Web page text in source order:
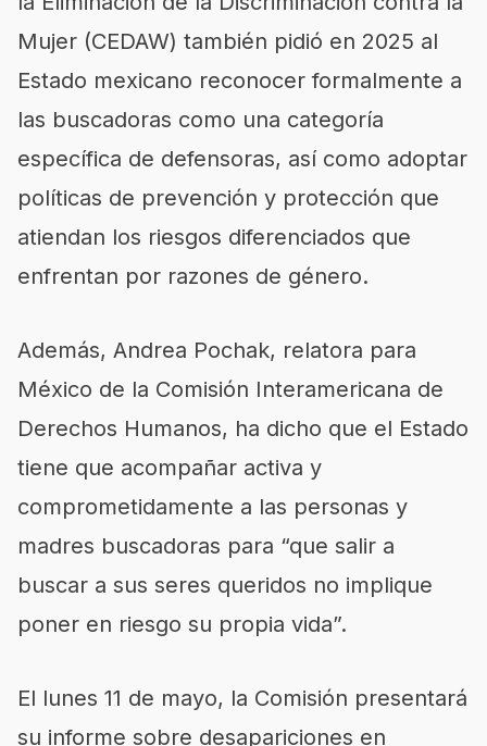
Mujer (CEDAW) también pidió en 2025 al
Estado mexicano reconocer formalmente a
las buscadoras como una categoría
específica de defensoras, así como adoptar
políticas de prevención y protección que
atiendan los riesgos diferenciados que
enfrentan por razones de género.
Además, Andrea Pochak, relatora para
México de la Comisión Interamericana de
Derechos Humanos, ha dicho que el Estado
tiene que acompañar activa y
comprometidamente a las personas y
madres buscadoras para “que salir a
buscar a sus seres queridos no implique
poner en riesgo su propia vida”.
El lunes 11 de mayo, la Comisión presentará
su informe sobre desapariciones en